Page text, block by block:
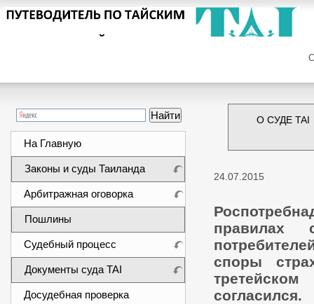
На Главную
Законы и суды Таиланда
Арбитражная оговорка
Пошлины
Судебный процесс
Документы суда TAI
Досудебная проверка
О СУДЕ TAI
24.07.2015
правилах
споры
согласился.